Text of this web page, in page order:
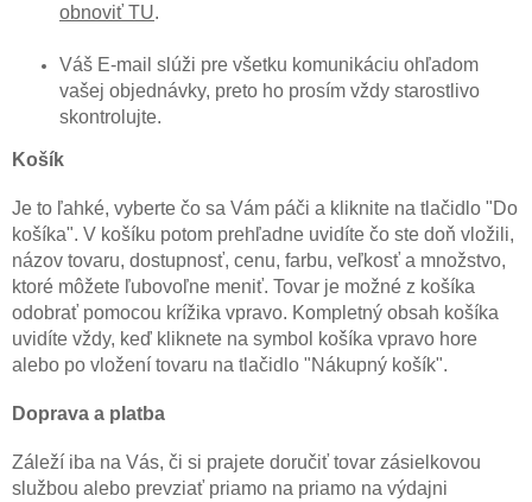
obnoviť TU.
Váš E-mail slúži pre všetku komunikáciu ohľadom
vašej objednávky, preto ho prosím vždy starostlivo
skontrolujte.
Košík
Je to ľahké, vyberte čo sa Vám páči a kliknite na tlačidlo "Do
košíka". V košíku potom prehľadne uvidíte čo ste doň vložili,
názov tovaru, dostupnosť, cenu, farbu, veľkosť a množstvo,
ktoré môžete ľubovoľne meniť. Tovar je možné z košíka
odobrať pomocou krížika vpravo. Kompletný obsah košíka
uvidíte vždy, keď kliknete na symbol košíka vpravo hore
alebo po vložení tovaru na tlačidlo "Nákupný košík".
Doprava a platba
Záleží iba na Vás, či si prajete doručiť tovar zásielkovou
službou alebo prevziať priamo na priamo na výdajni